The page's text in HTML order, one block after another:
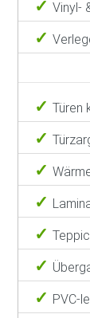
Vinyl-
Türen
PVC-